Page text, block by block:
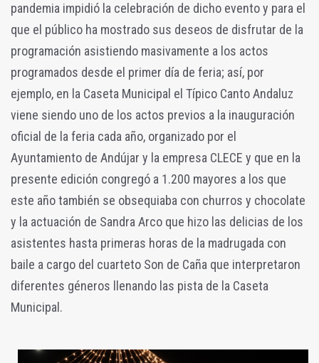
pandemia impidió la celebración de dicho evento y para el
que el público ha mostrado sus deseos de disfrutar de la
programación asistiendo masivamente a los actos
programados desde el primer día de feria; así, por
ejemplo, en la Caseta Municipal el Típico Canto Andaluz
viene siendo uno de los actos previos a la inauguración
oficial de la feria cada año, organizado por el
Ayuntamiento de Andújar y la empresa CLECE y que en la
presente edición congregó a 1.200 mayores a los que
este año también se obsequiaba con churros y chocolate
y la actuación de Sandra Arco que hizo las delicias de los
asistentes hasta primeras horas de la madrugada con
baile a cargo del cuarteto Son de Caña que interpretaron
diferentes géneros llenando las pista de la Caseta
Municipal.